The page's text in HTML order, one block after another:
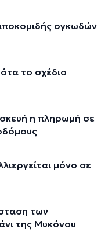
ογκωδών
το σχέδιο
η πληρωμή σε
μόνο σε
των
της Μυκόνου